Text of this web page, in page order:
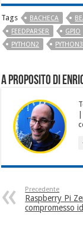
Tags BACHECA
FEEDPARSER
GPIO
PYTHON2
PYTHON3
A proposito di
Precedente
Raspberry Pi
compromesso